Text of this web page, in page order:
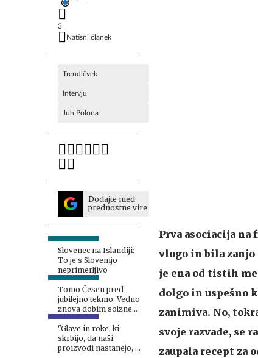
3
Natisni članek
Trendičvek
Intervju
Juh Polona
Dodajte med
prednostne vire
Slovenec na Islandiji:
To je s Slovenijo
neprimerljivo
Tomo Česen pred
jubilejno tekmo: Vedno
znova dobim solzne
oči #intervju
"Glave in roke, ki
skrbijo, da naši
proizvodi nastanejo, so
Prva asociacija
vlogo in bila
je ena od tistih
dolgo in uspešno
zanimiva. No,
svoje razvade, se
zaupala recept za